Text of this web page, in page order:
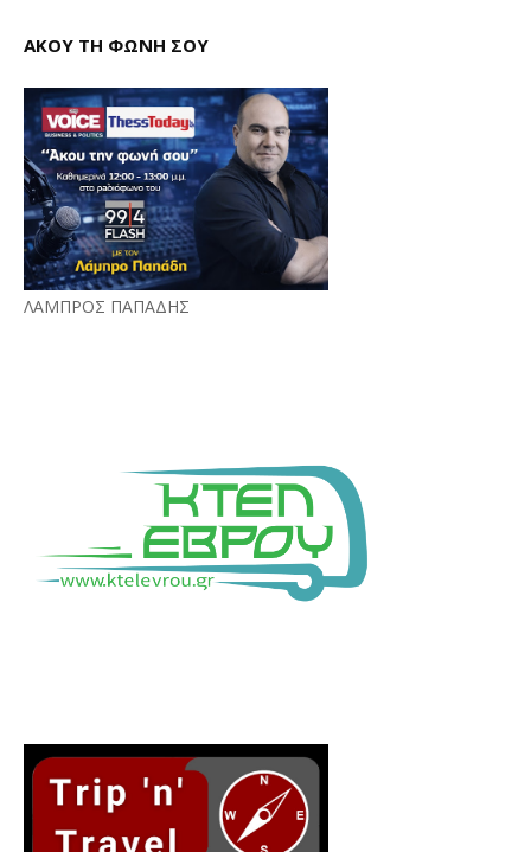
ΑΚΟΥ ΤΗ ΦΩΝΗ ΣΟΥ
ΛΑΜΠΡΟΣ ΠΑΠΑΔΗΣ